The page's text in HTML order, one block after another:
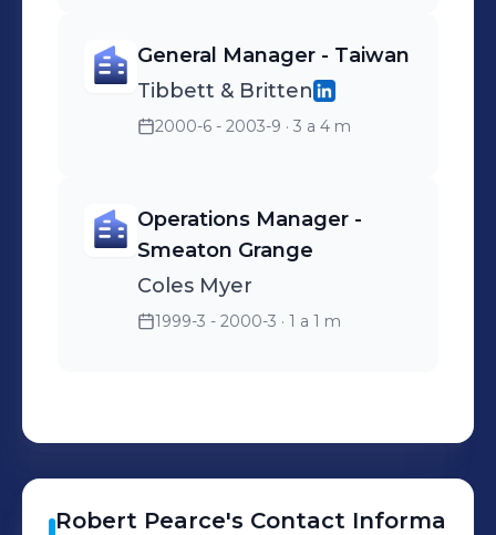
General Manager - Taiwan
Tibbett & Britten
2000-6 - 2003-9 · 3 a 4 m
Operations Manager -
Smeaton Grange
Coles Myer
1999-3 - 2000-3 · 1 a 1 m
Robert Pearce's Contact Informa